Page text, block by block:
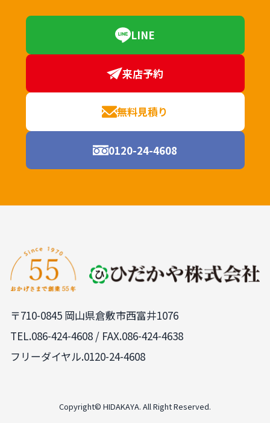
LINE
来店予約
無料見積り
0120-24-4608
〒710-0845 岡山県倉敷市西富井1076
TEL.086-424-4608 / FAX.086-424-4638
フリーダイヤル.0120-24-4608
Copyright© HIDAKAYA. All Right Reserved.